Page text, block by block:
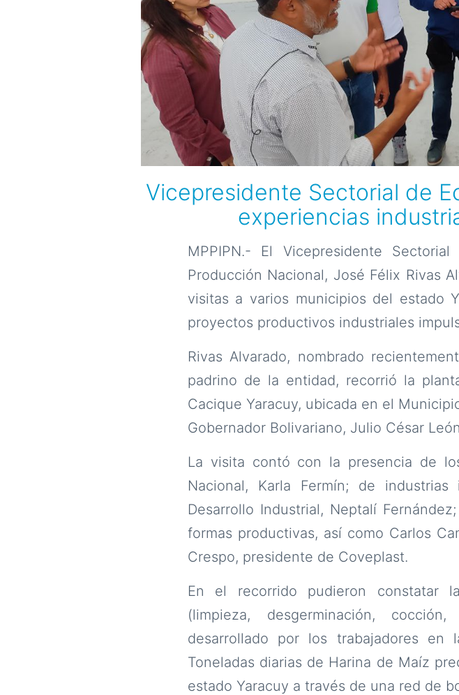
Vicepresidente Sectorial de
experiencias
MPPIPN.- El Vicepresidente
Producción Nacional, José Félix Rivas
visitas a varios municipios del estado
proyectos productivos industriales
Rivas Alvarado, nombrado
padrino de la entidad, recorrió la
Cacique Yaracuy, ubicada en el
Gobernador Bolivariano, Julio César
La visita contó con la presencia de
Nacional, Karla Fermín; de
Desarrollo Industrial, Neptalí
formas productivas, así como Carlos
Crespo, presidente de Coveplast.
En el recorrido pudieron constatar
(limpieza, desgerminación,
desarrollado por los trabajadores
Toneladas diarias de Harina de Maíz
estado Yaracuy a través de una red de